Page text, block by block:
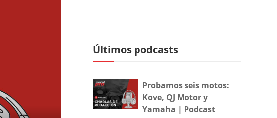
Últimos podcasts
Probamos seis motos:
Kove, QJ Motor y
Yamaha | Podcast